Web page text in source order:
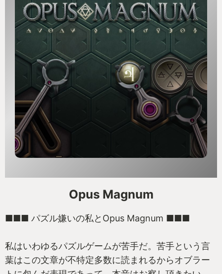
Minecraftで豆腐職人をやることに疲れた方に強くお
勧めしたい。
どんな人に向いたゲームか、という話題について
SNS等でしばしば大喜利が繰り広げられる。
書店の本棚から1冊だけ飛び出ているコミックを押し
込まずにはいられない人、すべてがMSゴシックで作
られたアマチュア製のチラシを見て血圧が上がる
人、古いウィンドウズのデフラグ画面を眺めている
のが好きな人…様々なネタが飛び出すが、私が最も
「ラーメンのスープに浮いた油をつなげて遊ぶのが
■■■ 人生初の完全徹夜 ■■■
Opus Magnum
■■■ パズル嫌いの私とOpus Magnum ■■■
私はいわゆるパズルゲームが苦手だ。苦手という言
葉はこの文章が不特定多数に読まれるからオブラー